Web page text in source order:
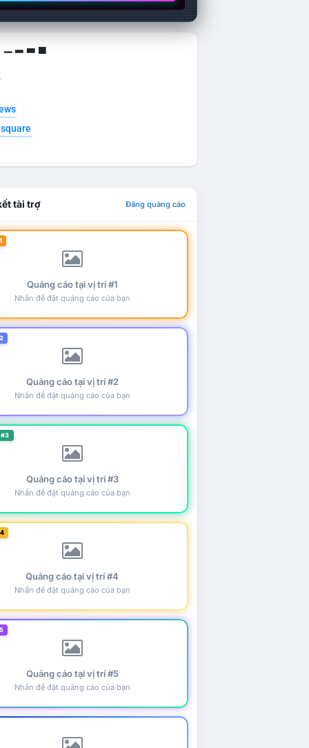
▁ ▂ ▃ ▄
tài trợ Đăng quảng cáo
Quảng cáo tại vị trí #1
Nhấn để đặt quảng cáo của bạn
Quảng cáo tại vị trí #2
Nhấn để đặt quảng cáo của bạn
Quảng cáo tại vị trí #3
Nhấn để đặt quảng cáo của bạn
Quảng cáo tại vị trí #4
Nhấn để đặt quảng cáo của bạn
Quảng cáo tại vị trí #5
Nhấn để đặt quảng cáo của bạn